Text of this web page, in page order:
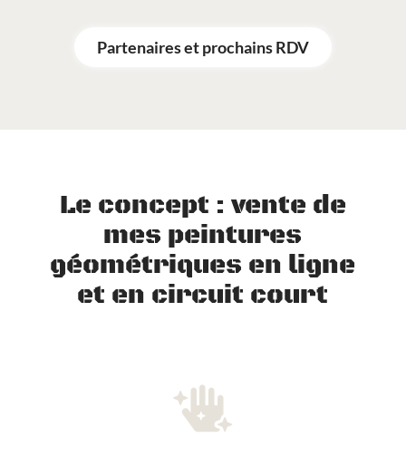
Partenaires et prochains RDV
Le concept : vente de
mes peintures
géométriques en ligne
et en circuit court
